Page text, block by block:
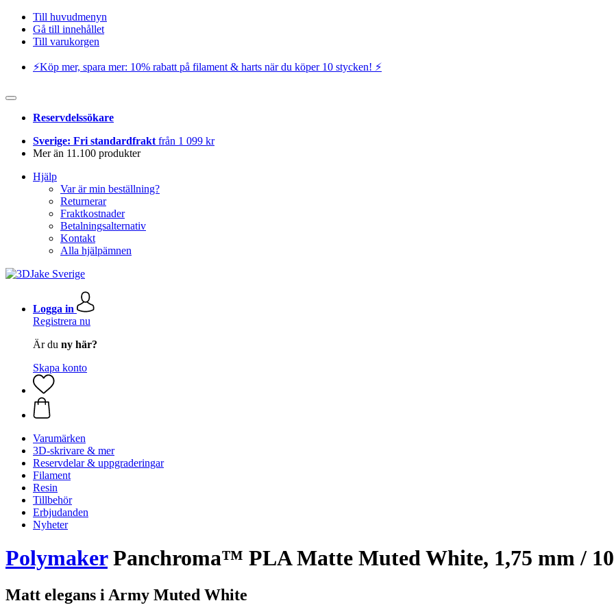
Till huvudmenyn
Gå till innehållet
Till varukorgen
⚡️Köp mer, spara mer: 10% rabatt på filament & harts när du köper 10 stycken! ⚡️
Reservdelssökare
Sverige: Fri standardfrakt från 1 099 kr
Mer än 11.100 produkter
Hjälp
Var är min beställning?
Returnerar
Fraktkostnader
Betalningsalternativ
Kontakt
Alla hjälpämnen
Logga in
Registrera nu
Är du ny här?
Skapa konto
Varumärken
3D-skrivare & mer
Reservdelar & uppgraderingar
Filament
Resin
Tillbehör
Erbjudanden
Nyheter
PolymakerPanchroma™ PLA Matte Muted White, 1,75 mm /
Matt elegans i Army Muted White